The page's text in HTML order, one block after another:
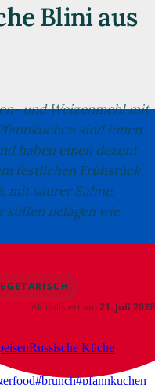
Blini aus
und Weizenmehl mit
sind innen
haben einen dezent
festlichen Frühstück
mit saurer Sahne,
süßen Belägen wie
Aktualisiert am 21. Juli 2026
Russische Küche
#brunch#pfannkuchen